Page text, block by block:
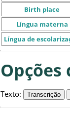
Birth place
Língua materna
Língua de
Texto: Transcrição